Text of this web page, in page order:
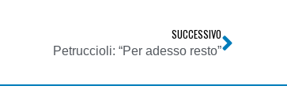
SUCCESSIVO
Petruccioli: “Per adesso resto”